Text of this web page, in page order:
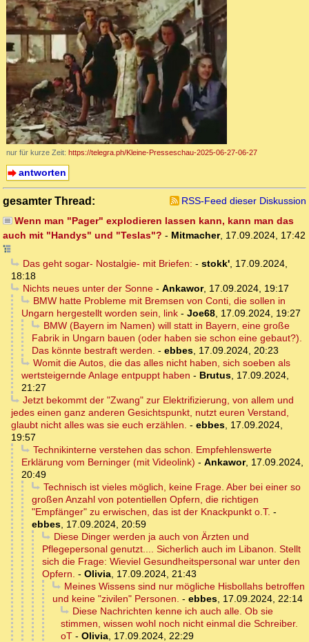
nur für kurze Zeit: https://telegra.ph/Kleine-Presseschau-2025-06-27-06-27
antworten
gesamter Thread:
RSS-Feed dieser Diskussion
Wenn man "Pager" explodieren lassen kann, kann man das
auch mit "Handys" und "Teslas"? - Mitmacher, 17.09.2024, 17:42
Das geht sogar- Nostalgie- mit Briefen: - stokk', 17.09.2024,
18:18
Nichts neues unter der Sonne- Ankawor, 17.09.2024, 19:17
BMW hatte Probleme mit Bremsen von Conti, die sollen in
Ungarn hergestellt worden sein, link - Joe68, 17.09.2024, 19:27
BMW (Bayern im Namen) will statt in Bayern, eine große
Fabrik in Ungarn bauen (oder haben sie schon eine gebaut?).
Das könnte bestraft werden. - ebbes, 17.09.2024, 20:23
Womit die Autos, die das alles nicht haben, sich soeben als
wertsteigernde Anlage entpuppt haben - Brutus, 17.09.2024,
21:27
Jetzt bekommt der "Zwang" zur Elektrifizierung, von allem und
jedes einen ganz anderen Gesichtspunkt, nutzt euren Verstand,
glaubt nicht alles was sie euch erzählen. - ebbes, 17.09.2024,
19:57
Technikinterne verstehen das schon. Empfehlenswerte
Erklärung vom Berninger (mit Videolink) - Ankawor, 17.09.2024,
20:49
Technisch ist vieles möglich, keine Frage. Aber bei einer so
großen Anzahl von potentiellen Opfern, die richtigen
"Empfänger" zu erwischen, das ist der Knackpunkt o.T. -
ebbes, 17.09.2024, 20:59
Diese Dinger werden ja auch von Ärzten und
Pflegepersonal genutzt.... Sicherlich auch im Libanon. Stellt
sich die Frage: Wieviel Gesundheitspersonal war unter den
Opfern. - Olivia, 17.09.2024, 21:43
Meines Wissens sind nur mögliche Hisbollahs betroffen
und keine "zivilen" Personen. - ebbes, 17.09.2024, 22:14
Diese Nachrichten kenne ich auch alle. Ob sie
stimmen, wissen wohl noch nicht einmal die Schreiber.
oT - Olivia, 17.09.2024, 22:29